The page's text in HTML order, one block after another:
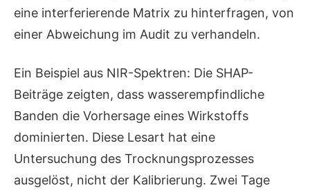
eine interferierende Matrix zu hinterfragen, von
einer Abweichung im Audit zu verhandeln.
Ein Beispiel aus NIR-Spektren: Die SHAP-
Beiträge zeigten, dass wasserempfindliche
Banden die Vorhersage eines Wirkstoffs
dominierten. Diese Lesart hat eine
Untersuchung des Trocknungsprozesses
ausgelöst, nicht der Kalibrierung. Zwei Tage